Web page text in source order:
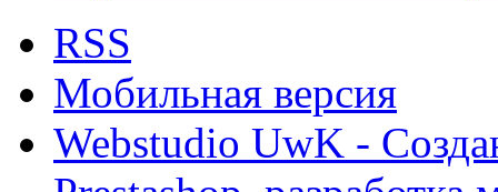
RSS
Мобильная версия
Webstudio UwK -